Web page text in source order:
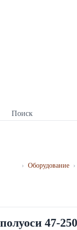
Поиск
› Оборудование ›
47-